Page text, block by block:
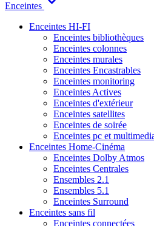
Enceintes
Enceintes HI-FI
Enceintes bibliothèques
Enceintes colonnes
Enceintes murales
Enceintes Encastrables
Enceintes monitoring
Enceintes Actives
Enceintes d'extérieur
Enceintes satellites
Enceintes de soirée
Enceintes pc et
Enceintes Home-Cinéma
Enceintes Dolby Atmos
Enceintes Centrales
Ensembles 2.1
Ensembles 5.1
Enceintes Surround
Enceintes sans fil
Enceintes connectées